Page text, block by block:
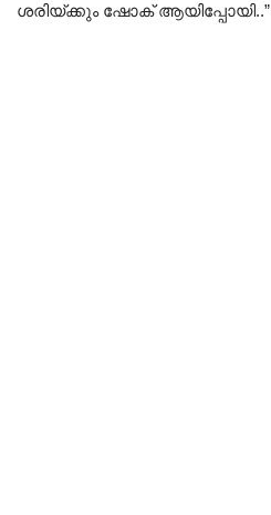
ശരിയ്ക്കും ഷോക് ആയിപ്പോയി..”